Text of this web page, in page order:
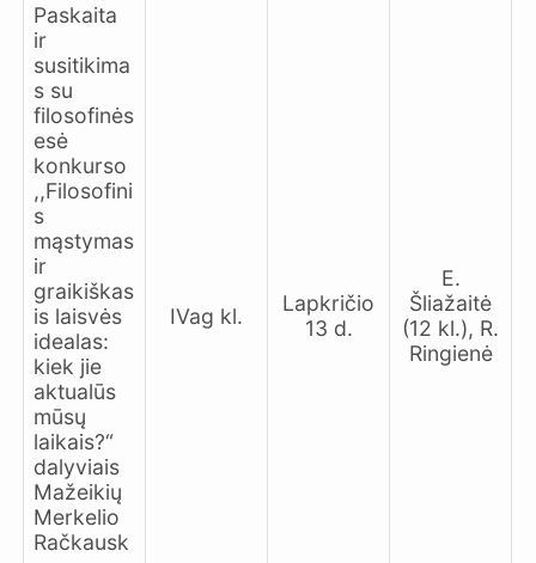
Paskaita
ir
susitikima
s su
filosofinės
esė
konkurso
,,Filosofini
s
mąstymas
ir
graikiškas
is laisvės
idealas:
kiek jie
aktualūs
mūsų
laikais?“
dalyviais
Mažeikių
Merkelio
Račkausk
IVag kl.
Lapkričio
13 d.
E.
Šliažaitė
(12 kl.), R.
Ringienė